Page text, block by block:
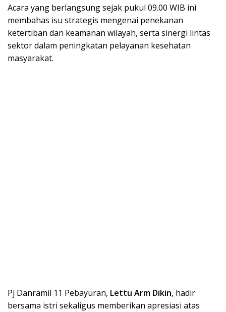
Acara yang berlangsung sejak pukul 09.00 WIB ini
membahas isu strategis mengenai penekanan
ketertiban dan keamanan wilayah, serta sinergi lintas
sektor dalam peningkatan pelayanan kesehatan
masyarakat.
Pj Danramil 11 Pebayuran, Lettu Arm Dikin, hadir
bersama istri sekaligus memberikan apresiasi atas